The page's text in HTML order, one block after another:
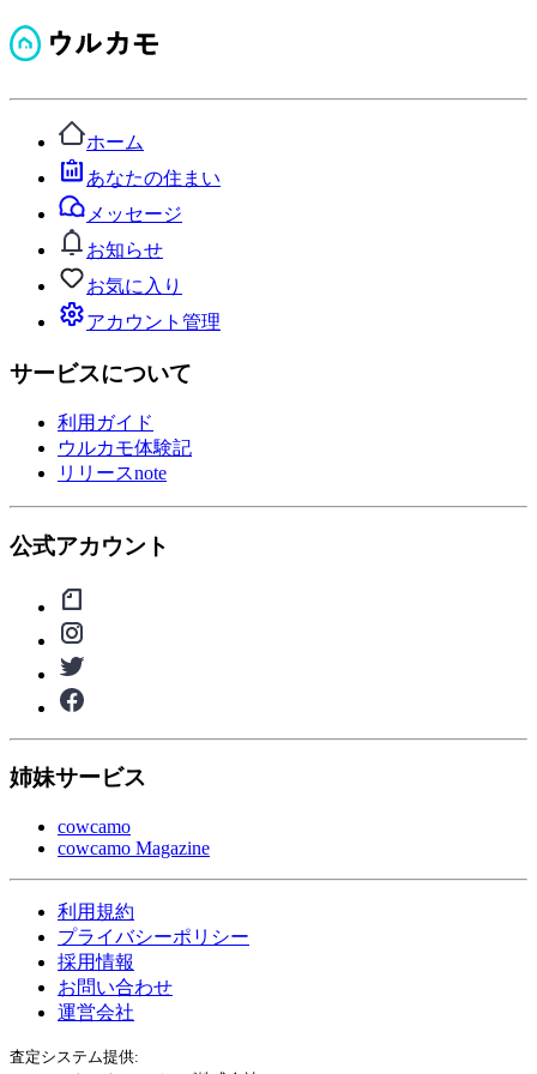
ホーム
あなたの住まい
メッセージ
お知らせ
お気に入り
アカウント管理
サービスについて
利用ガイド
ウルカモ体験記
リリースnote
公式アカウント
姉妹サービス
cowcamo
cowcamo Magazine
利用規約
プライバシーポリシー
採用情報
お問い合わせ
運営会社
査定システム提供: